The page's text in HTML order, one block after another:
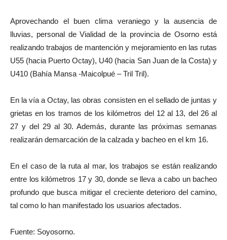
Aprovechando el buen clima veraniego y la ausencia de
lluvias, personal de Vialidad de la provincia de Osorno está
realizando trabajos de mantención y mejoramiento en las rutas
U55 (hacia Puerto Octay), U40 (hacia San Juan de la Costa) y
U410 (Bahía Mansa -Maicolpué – Tril Tril).
En la vía a Octay, las obras consisten en el sellado de juntas y
grietas en los tramos de los kilómetros del 12 al 13, del 26 al
27 y del 29 al 30. Además, durante las próximas semanas
realizarán demarcación de la calzada y bacheo en el km 16.
En el caso de la ruta al mar, los trabajos se están realizando
entre los kilómetros 17 y 30, donde se lleva a cabo un bacheo
profundo que busca mitigar el creciente deterioro del camino,
tal como lo han manifestado los usuarios afectados.
Fuente: Soyosorno.